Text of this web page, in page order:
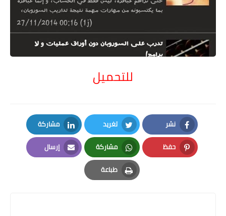
للتحميل
نشر
Facebook
تغريد
Twitter
مشاركة
LinkedIn
حفظ
Pinterest
مشاركة
Whatsapp
إرسال
Email
طباعة
Print